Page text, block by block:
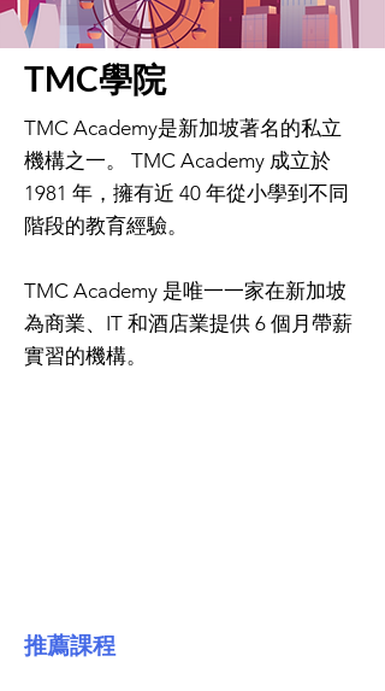
TMC學院
TMC Academy是新加坡著名的私立
機構之一。 TMC Academy 成立於
1981 年，擁有近 40 年從小學到不同
階段的教育經驗。
TMC Academy 是唯一一家在新加坡
為商業、IT 和酒店業提供 6 個月帶薪
實習的機構。
推薦課程